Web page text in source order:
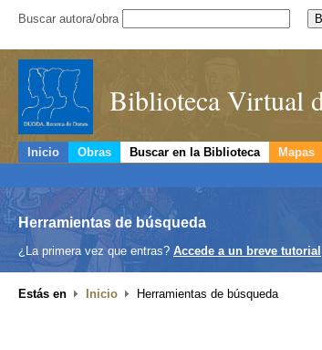
Buscar autora/obra
Biblioteca Virtual
Inicio Obras Buscar en la Biblioteca Mapas
Herramientas de búsqueda
¿La primera vez que entras? Accede a un breve tutorial
Estás en Inicio Herramientas de búsqueda